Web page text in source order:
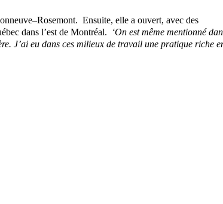
Ensuite, elle a ouvert, avec des
dans l’est de Montréal.
‘On est même mentionné
J’ai eu dans ces milieux de travail une pratique riche